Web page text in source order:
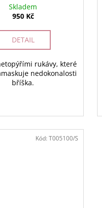
Skladem
950 Kč
DETAIL
rukávy, které
nedokonalosti
bříška.
Kód: T005100/S